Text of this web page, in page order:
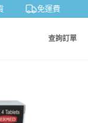
免運費
查詢訂單